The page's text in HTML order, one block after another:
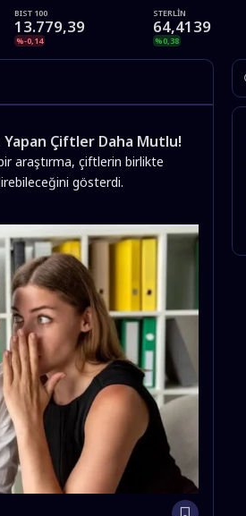
BIST 100
13.779,39
%-0,14
STERLİN
64,4139
%0,38
Çiftler Daha Mutlu!
araştırma, çiftlerin birlikte
gösterdi.